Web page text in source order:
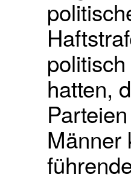
hatten,
Männer